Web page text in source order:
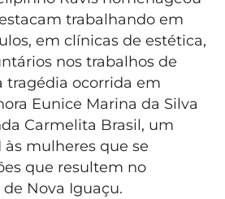
trabalhando em
em clínicas de estética,
nos trabalhos de
tragédia ocorrida em
Eunice Marina da Silva
Carmelita Brasil, um
mulheres que se
que resultem no
Nova Iguaçu.